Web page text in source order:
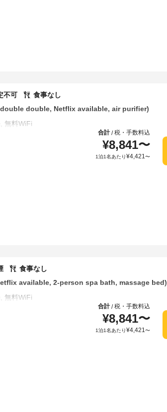
double, Netflix available, air purifier)
不可 食事なし
合計/税・手数料込
¥8,841〜
1泊1名あたり¥4,421〜
available, 2-person spa bath, massage bed)
食事なし
合計/税・手数料込
¥8,841〜
1泊1名あたり¥4,421〜